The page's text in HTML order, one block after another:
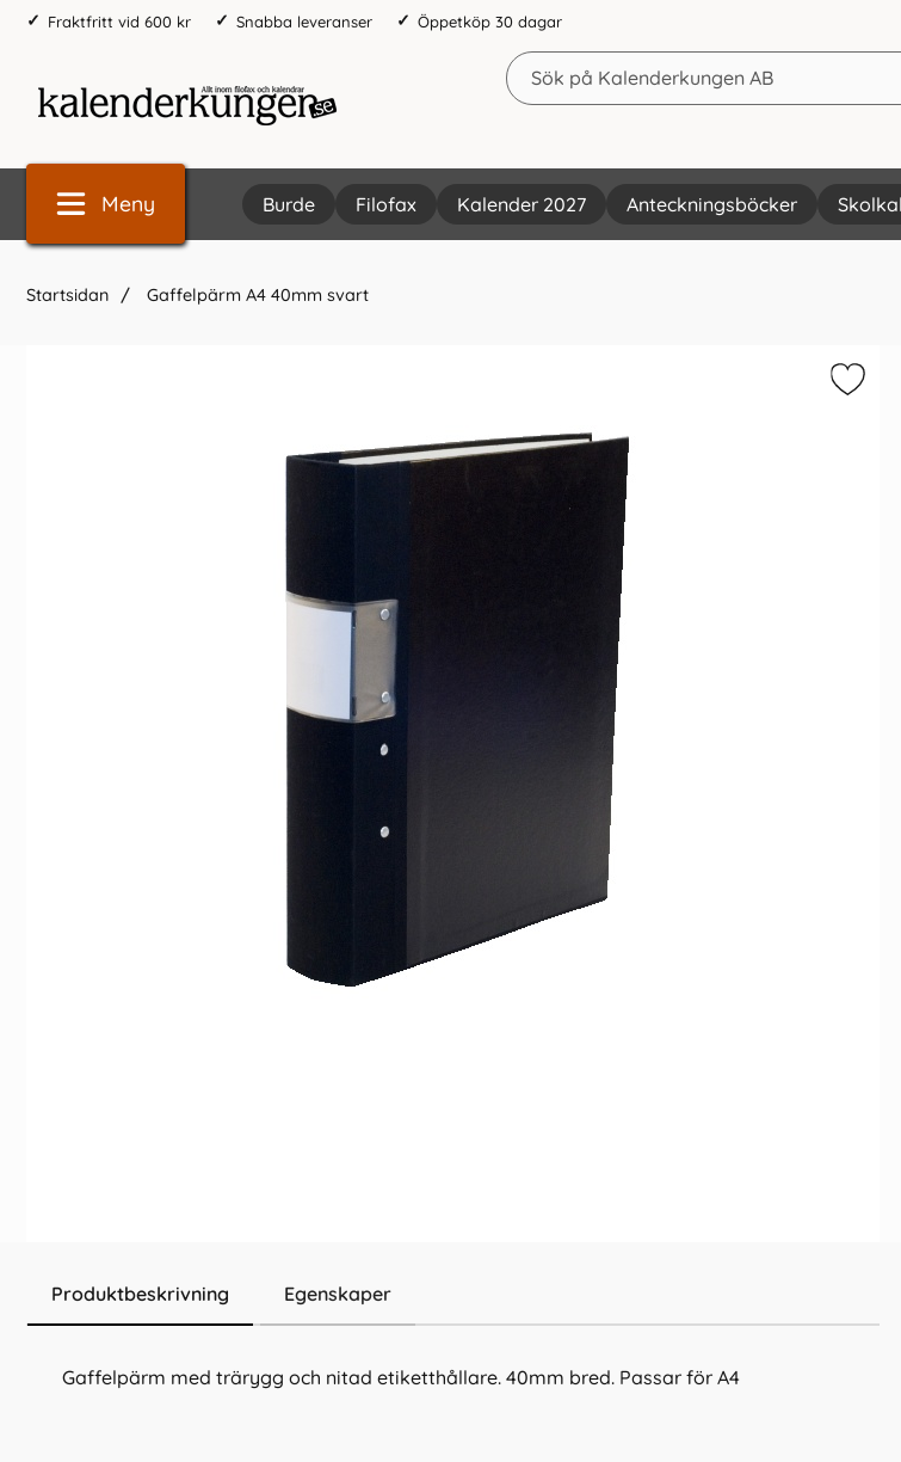
Fraktfritt vid 600 kr Snabba leveranser Öppetköp 30 dagar
Meny Burde Filofax Kalender 2027 Anteckningsböcker
Startsidan Gaffelpärm A4 40mm svart
Vi
Produktbeskrivning Egenskaper
Gaffelpärm med trärygg och nitad etiketthållare. 40mm bred. Passar för A4